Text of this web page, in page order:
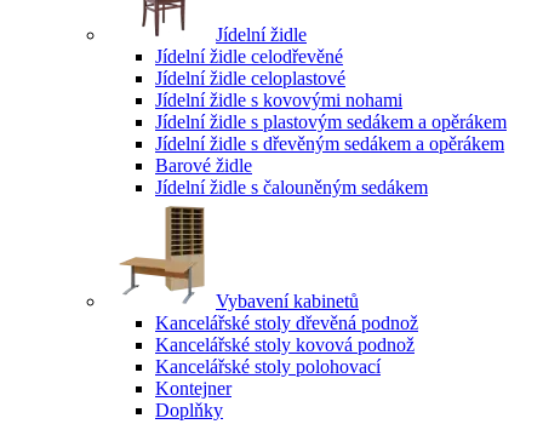
Jídelní židle
Jídelní židle celodřevěné
Jídelní židle celoplastové
Jídelní židle s kovovými nohami
Jídelní židle s plastovým sedákem a opěrákem
Jídelní židle s dřevěným sedákem a opěrákem
Barové židle
Jídelní židle s čalouněným sedákem
Vybavení kabinetů
Kancelářské stoly dřevěná podnož
Kancelářské stoly kovová podnož
Kancelářské stoly polohovací
Kontejner
Doplňky